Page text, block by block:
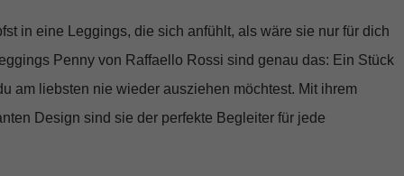
in eine Leggings, die sich anfühlt, als wäre sie nur für dich
Pennyvon Raffaello Rossi sind genau das: Ein Stück
am liebsten nie wieder ausziehen möchtest. Mit ihrem
Design sind sie der perfekte Begleiter für jede